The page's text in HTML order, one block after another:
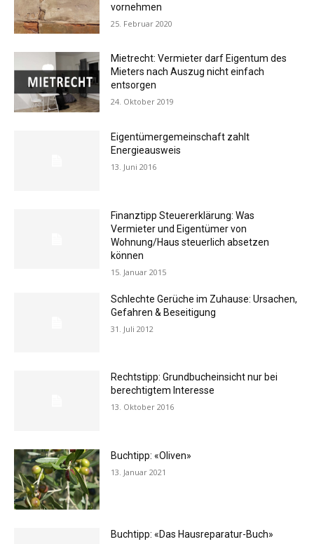
vornehmen
25. Februar 2020
Mietrecht: Vermieter darf Eigentum des
Mieters nach Auszug nicht einfach
entsorgen
24. Oktober 2019
Eigentümergemeinschaft zahlt
Energieausweis
13. Juni 2016
Finanztipp Steuererklärung: Was
Vermieter und Eigentümer von
Wohnung/Haus steuerlich absetzen
können
15. Januar 2015
Schlechte Gerüche im Zuhause: Ursachen,
Gefahren & Beseitigung
31. Juli 2012
Rechtstipp: Grundbucheinsicht nur bei
berechtigtem Interesse
13. Oktober 2016
Buchtipp: «Oliven»
13. Januar 2021
Buchtipp: «Das Hausreparatur-Buch»